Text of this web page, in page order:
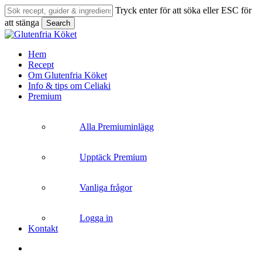
Skip
to
main
content
Tryck enter för att söka eller ESC för
att stänga
Search
Close
search
Menu
Hem
Recept
Om Glutenfria Köket
Info & tips om Celiaki
Premium
Alla Premiuminlägg
Upptäck Premium
Vanliga frågor
Logga in
Kontakt